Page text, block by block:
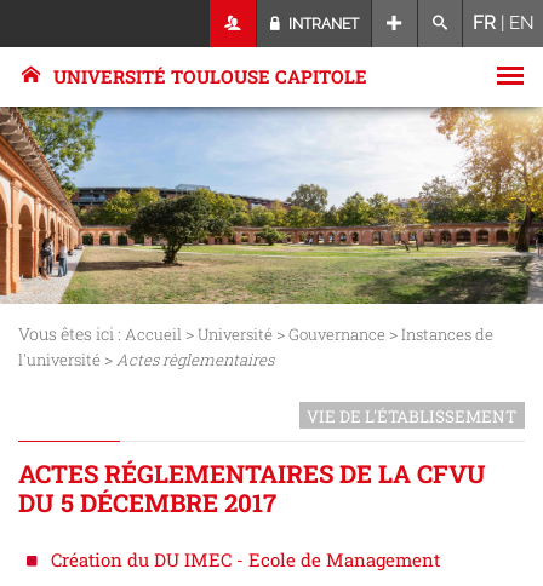
INTRANET FR | EN
UNIVERSITÉ TOULOUSE CAPITOLE
Vous êtes ici : Accueil >Université >Gouvernance >Instances de
l'université >Actes règlementaires
VIE DE L'ÉTABLISSEMENT
ACTES RÉGLEMENTAIRES DE LA CFVU
DU 5 DÉCEMBRE 2017
Création du DU IMEC - Ecole de Management